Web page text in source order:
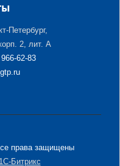
Петербург,
2, лит. А
62-83
права защищены
Битрикс